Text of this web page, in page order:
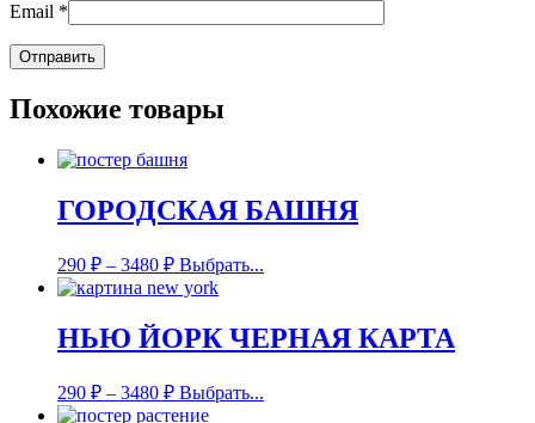
Email *
Похожие товары
ГОРОДСКАЯ БАШНЯ
290 ₽ – 3480 ₽ Выбрать...
НЬЮ ЙОРК ЧЕРНАЯ КАРТА
290 ₽ – 3480 ₽ Выбрать...